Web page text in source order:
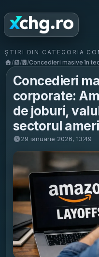
ȘTIRI DIN CATEGORIA
/
/ /Concedieri masive în
Concedieri
corporate:
de joburi,
sectorul
29 ianuarie 2026, 13:49